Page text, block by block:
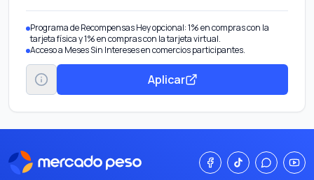
Programa de Recompensas Hey opcional: 1% en compras con la
tarjeta física y 1% en compras con la tarjeta virtual.
Acceso a Meses Sin Intereses en comercios participantes.
Aplicar